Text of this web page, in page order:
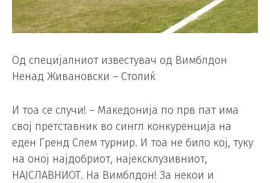
Од специјалниот известувач од Вимблдон
Ненад Живановски – Столиќ
И тоа се случи! – Македонија по прв пат има
свој претставник во сингл конкуренција на
еден Гренд Слем турнир. И тоа не било кој, туку
на оној најдобриот, најексклузивниот,
НАЈСЛАВНИОТ. На Вимблдон! За некои и